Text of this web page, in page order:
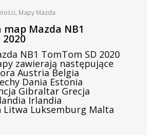
, Mapy Mazda
Mazda NB1
NB1 TomTom SD 2020
zawierają następujące
Austria Belgia
Dania Estonia
Gibraltar Grecja
Irlandia
Litwa Luksemburg Malta